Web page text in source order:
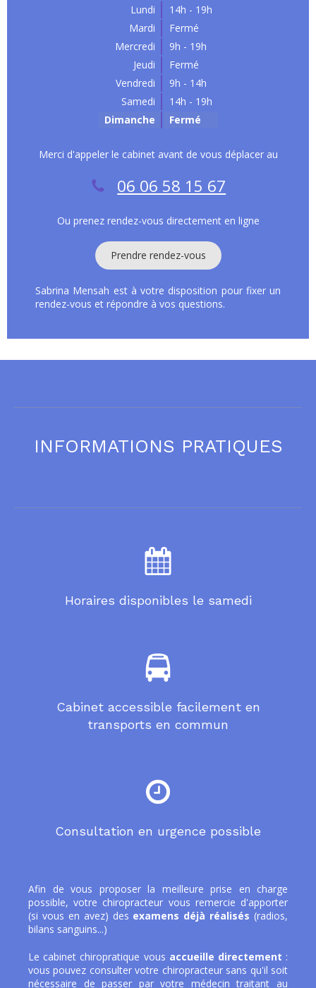
Lundi
14h - 19h
Mardi
Fermé
Mercredi
9h - 19h
Jeudi
Fermé
Vendredi
9h - 14h
Samedi
14h - 19h
Dimanche
Fermé
Merci d'appeler le cabinet avant de vous déplacer au
06 06 58 15 67
Ou prenez rendez-vous directement en ligne
Prendre rendez-vous
Sabrina Mensah est à votre disposition pour fixer un
rendez-vous et répondre à vos questions.
INFORMATIONS PRATIQUES
Horaires disponibles le samedi
Cabinet accessible facilement en
transports en commun
Consultation en urgence possible
Afin de vous proposer la meilleure prise en charge
possible, votre chiropracteur vous remercie d'apporter
(si vous en avez) des examens déjà réalisés (radios,
bilans sanguins...)
Le cabinet chiropratique vous accueille directement :
vous pouvez consulter votre chiropracteur sans qu'il soit
nécessaire de passer par votre médecin traitant au